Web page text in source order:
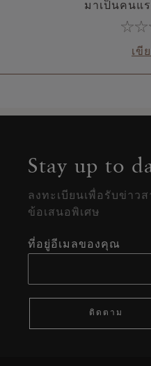
มาเป็นคนแ
เขี
Stay up to
ลงทะเบียนเพื่อรับข่าว
ข้อเสนอพิเศษ
ที่อยู่อีเมลของคุณ
ติดตาม